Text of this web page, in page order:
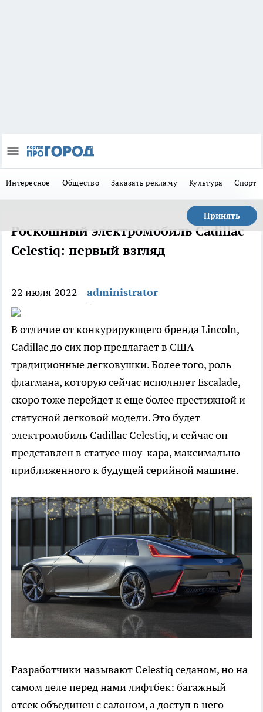
Интересное Общество Заказать рекламу Культура Спорт
Принять
Роскошный электромобиль Cadillac
Celestiq: первый взгляд
22 июля 2022 administrator
В отличие от конкурирующего бренда Lincoln,
Cadillac до сих пор предлагает в США
традиционные легковушки. Более того, роль
флагмана, которую сейчас исполняет Escalade,
скоро тоже перейдет к еще более престижной и
статусной легковой модели. Это будет
электромобиль Cadillac Celestiq, и сейчас он
представлен в статусе шоу-кара, максимально
приближенного к будущей серийной машине.
Разработчики называют Celestiq седаном, но на
самом деле перед нами лифтбек: багажный
отсек объединен с салоном, а доступ в него